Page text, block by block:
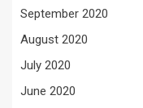
September 2020
August 2020
July 2020
June 2020